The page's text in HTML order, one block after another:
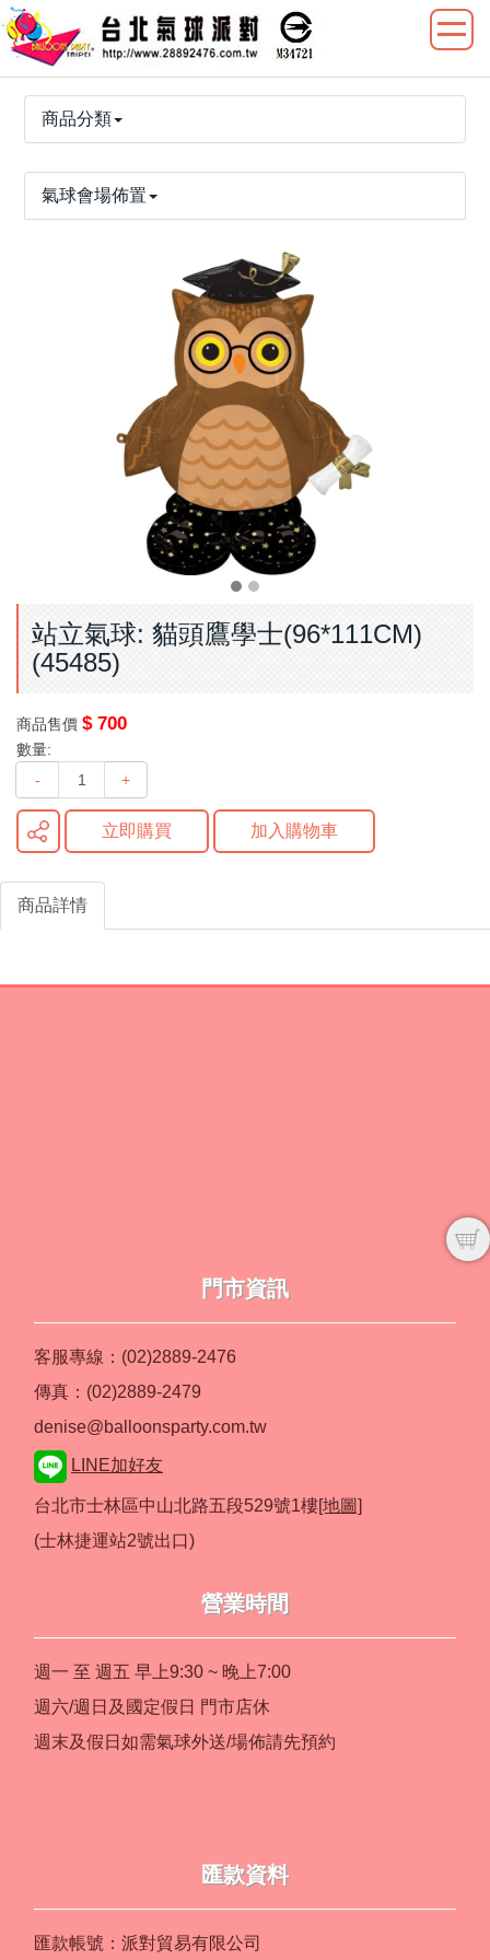
商品分類
氣球會場佈置
站立氣球: 貓頭鷹學士(96*111CM)
(45485)
商品售價 $ 700
數量:
-
+
立即購買 加入購物車
商品詳情
門市資訊
客服專線：(02)2889-2476
傳真：(02)2889-2479
denise@balloonsparty.com.tw
LINE加好友
台北市士林區中山北路五段529號1樓[地圖]
(士林捷運站2號出口)
營業時間
週一 至 週五 早上9:30 ~ 晚上7:00
週六/週日及國定假日 門市店休
週末及假日如需氣球外送/場佈請先預約
匯款資料
匯款帳號：派對貿易有限公司